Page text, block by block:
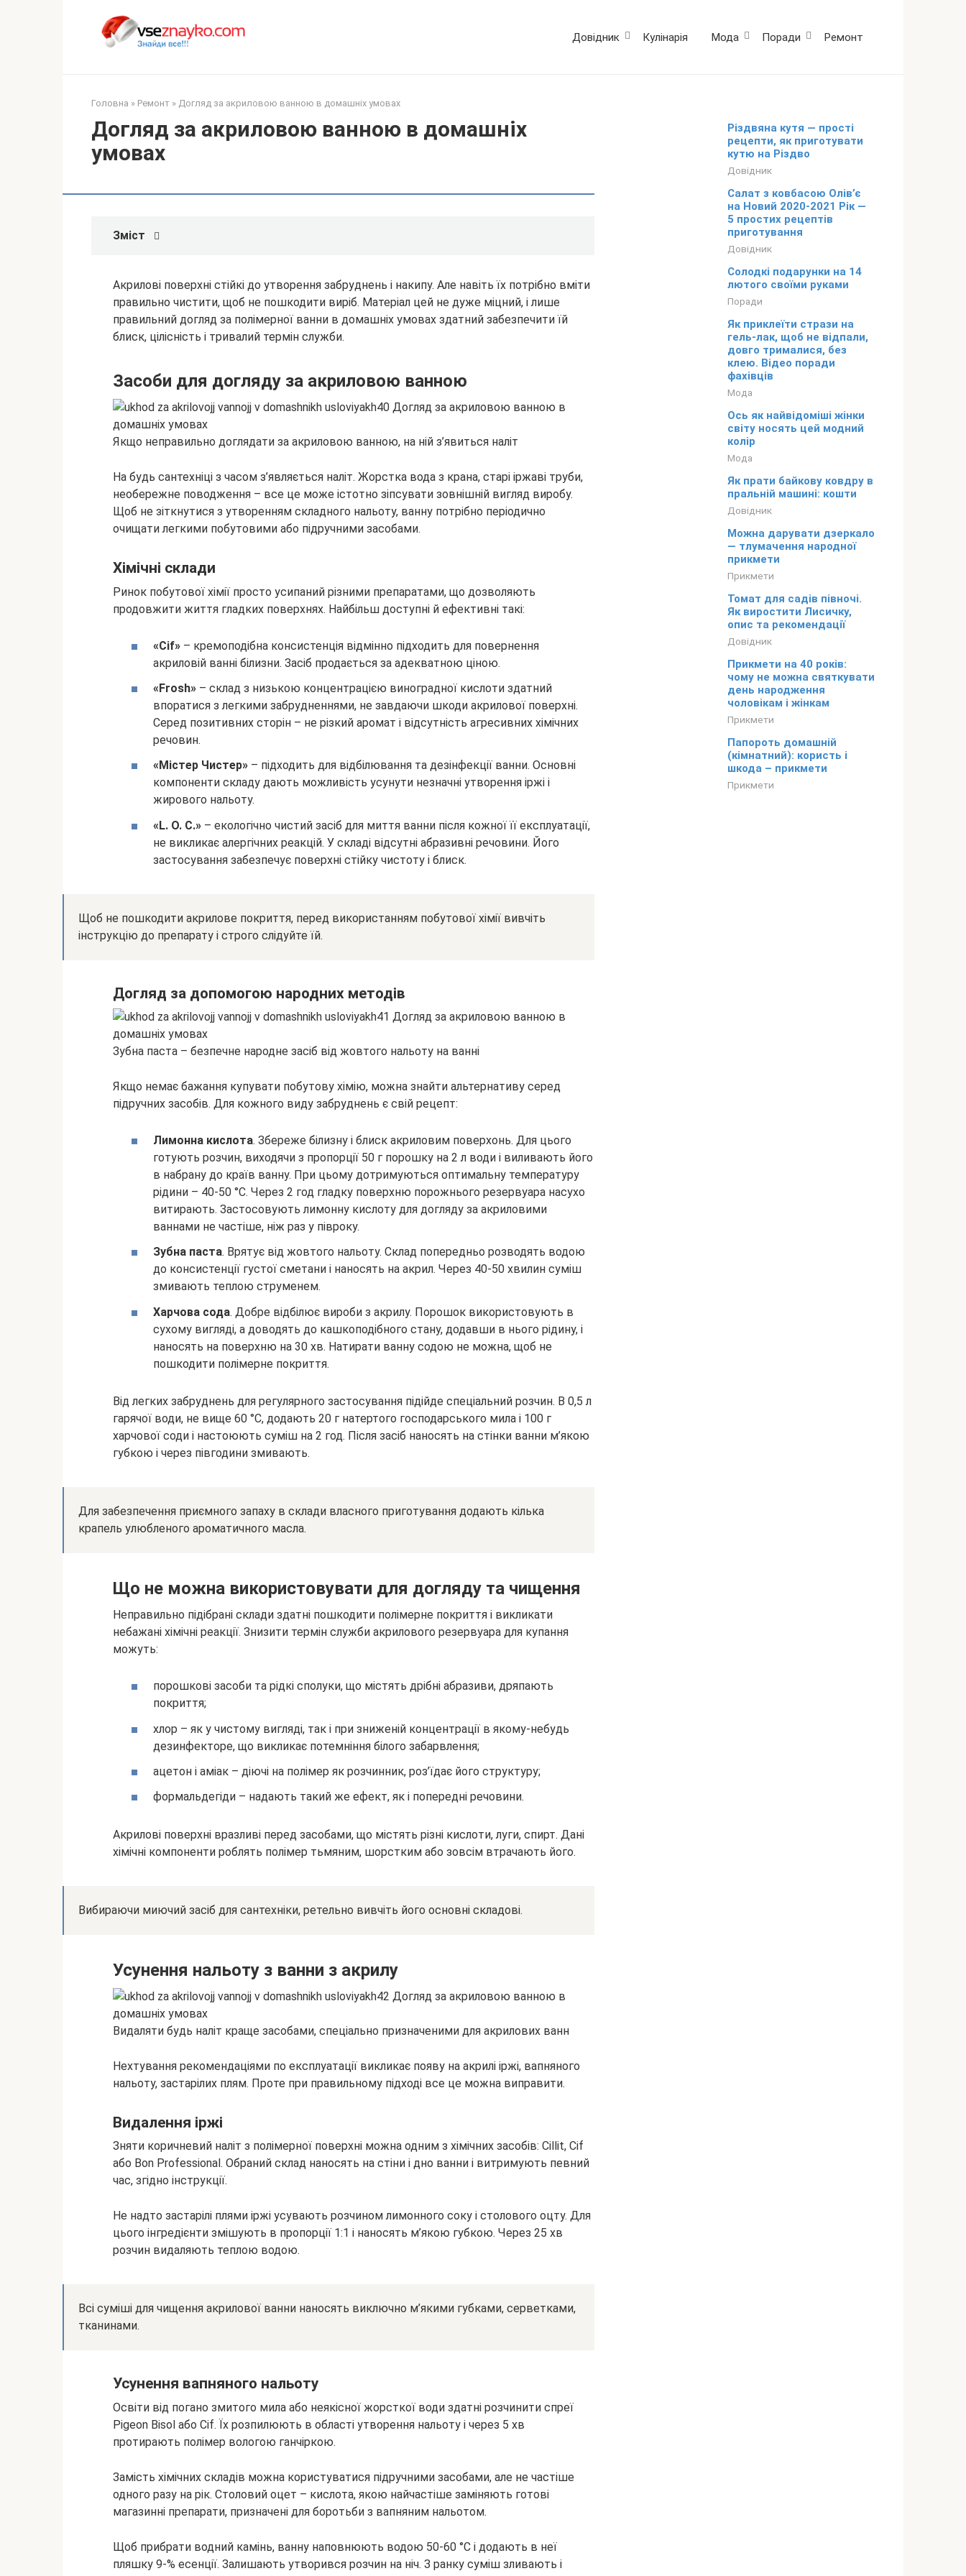
Довідник Кулінарія Мода Поради Ремонт
Головна » Ремонт » Догляд за акриловою ванною в домашніх умовах
Догляд за акриловою ванною в домашніх
умовах
Зміст
Акрилові поверхні стійкі до утворення забруднень і накипу. Але навіть їх потрібно вміти
правильно чистити, щоб не пошкодити виріб. Матеріал цей не дуже міцний, і лише
правильний догляд за полімерної ванни в домашніх умовах здатний забезпечити їй
блиск, цілісність і тривалий термін служби.
Засоби для догляду за акриловою ванною
Якщо неправильно доглядати за акриловою ванною, на ній з’явиться наліт
На будь сантехніці з часом з’являється наліт. Жорстка вода з крана, старі іржаві труби,
необережне поводження – все це може істотно зіпсувати зовнішній вигляд виробу.
Щоб не зіткнутися з утворенням складного нальоту, ванну потрібно періодично
очищати легкими побутовими або підручними засобами.
Хімічні склади
Ринок побутової хімії просто усипаний різними препаратами, що дозволяють
продовжити життя гладких поверхнях. Найбільш доступні й ефективні такі:
«Cif» – кремоподібна консистенція відмінно підходить для повернення
акриловій ванні білизни. Засіб продається за адекватною ціною.
«Frosh» – склад з низькою концентрацією виноградної кислоти здатний
впоратися з легкими забрудненнями, не завдаючи шкоди акрилової поверхні.
Серед позитивних сторін – не різкий аромат і відсутність агресивних хімічних
речовин.
«Містер Чистер» – підходить для відбілювання та дезінфекції ванни. Основні
компоненти складу дають можливість усунути незначні утворення іржі і
жирового нальоту.
«L. O. C.» – екологічно чистий засіб для миття ванни після кожної її експлуатації,
не викликає алергічних реакцій. У складі відсутні абразивні речовини. Його
застосування забезпечує поверхні стійку чистоту і блиск.
Щоб не пошкодити акрилове покриття, перед використанням побутової хімії вивчіть
інструкцію до препарату і строго слідуйте їй.
Догляд за допомогою народних методів
Зубна паста – безпечне народне засіб від жовтого нальоту на ванні
Якщо немає бажання купувати побутову хімію, можна знайти альтернативу серед
підручних засобів. Для кожного виду забруднень є свій рецепт:
Лимонна кислота. Збереже білизну і блиск акриловим поверхонь. Для цього
готують розчин, виходячи з пропорції 50 г порошку на 2 л води і виливають його
в набрану до країв ванну. При цьому дотримуються оптимальну температуру
рідини – 40-50 °C. Через 2 год гладку поверхню порожнього резервуара насухо
витирають. Застосовують лимонну кислоту для догляду за акриловими
ваннами не частіше, ніж раз у півроку.
Зубна паста. Врятує від жовтого нальоту. Склад попередньо розводять водою
до консистенції густої сметани і наносять на акрил. Через 40-50 хвилин суміш
змивають теплою струменем.
Харчова сода. Добре відбілює вироби з акрилу. Порошок використовують в
сухому вигляді, а доводять до кашкоподібного стану, додавши в нього рідину, і
наносять на поверхню на 30 хв. Натирати ванну содою не можна, щоб не
пошкодити полімерне покриття.
Від легких забруднень для регулярного застосування підійде спеціальний розчин. В 0,5 л
гарячої води, не вище 60 °C, додають 20 г натертого господарського мила і 100 г
харчової соди і настоюють суміш на 2 год. Після засіб наносять на стінки ванни м’якою
губкою і через півгодини змивають.
Для забезпечення приємного запаху в склади власного приготування додають кілька
крапель улюбленого ароматичного масла.
Що не можна використовувати для догляду та чищення
Неправильно підібрані склади здатні пошкодити полімерне покриття і викликати
небажані хімічні реакції. Знизити термін служби акрилового резервуара для купання
можуть:
порошкові засоби та рідкі сполуки, що містять дрібні абразиви, дряпають
покриття;
хлор – як у чистому вигляді, так і при зниженій концентрації в якому-небудь
дезинфекторе, що викликає потемніння білого забарвлення;
ацетон і аміак – діючі на полімер як розчинник, роз’їдає його структуру;
формальдегіди – надають такий же ефект, як і попередні речовини.
Акрилові поверхні вразливі перед засобами, що містять різні кислоти, луги, спирт. Дані
хімічні компоненти роблять полімер тьмяним, шорстким або зовсім втрачають його.
Вибираючи миючий засіб для сантехніки, ретельно вивчіть його основні складові.
Усунення нальоту з ванни з акрилу
Видаляти будь наліт краще засобами, спеціально призначеними для акрилових ванн
Нехтування рекомендаціями по експлуатації викликає появу на акрилі іржі, вапняного
нальоту, застарілих плям. Проте при правильному підході все це можна виправити.
Видалення іржі
Зняти коричневий наліт з полімерної поверхні можна одним з хімічних засобів: Cillit, Cif
або Bon Professional. Обраний склад наносять на стіни і дно ванни і витримують певний
час, згідно інструкції.
Не надто застарілі плями іржі усувають розчином лимонного соку і столового оцту. Для
цього інгредієнти змішують в пропорції 1:1 і наносять м’якою губкою. Через 25 хв
розчин видаляють теплою водою.
Всі суміші для чищення акрилової ванни наносять виключно м’якими губками, серветками,
тканинами.
Усунення вапняного нальоту
Освіти від погано змитого мила або неякісної жорсткої води здатні розчинити спреї
Pigeon Bisol або Cif. Їх розпилюють в області утворення нальоту і через 5 хв
протирають полімер вологою ганчіркою.
Замість хімічних складів можна користуватися підручними засобами, але не частіше
одного разу на рік. Столовий оцет – кислота, якою найчастіше заміняють готові
магазинні препарати, призначені для боротьби з вапняним нальотом.
Щоб прибрати водний камінь, ванну наповнюють водою 50-60 °C і додають в неї
пляшку 9-% есенції. Залишають утворився розчин на ніч. З ранку суміш зливають і
Різдвяна кутя — прості
рецепти, як приготувати
кутю на Різдво
Довідник
Салат з ковбасою Олів’є
на Новий 2020-2021 Рік —
5 простих рецептів
приготування
Довідник
Солодкі подарунки на 14
лютого своїми руками
Поради
Як приклеїти стрази на
гель-лак, щоб не відпали,
довго трималися, без
клею. Відео поради
фахівців
Мода
Ось як найвідоміші жінки
світу носять цей модний
колір
Мода
Як прати байкову ковдру в
пральній машині: кошти
Довідник
Можна дарувати дзеркало
— тлумачення народної
прикмети
Прикмети
Томат для садів півночі.
Як виростити Лисичку,
опис та рекомендації
Довідник
Прикмети на 40 років:
чому не можна святкувати
день народження
чоловікам і жінкам
Прикмети
Папороть домашній
(кімнатний): користь і
шкода – прикмети
Прикмети